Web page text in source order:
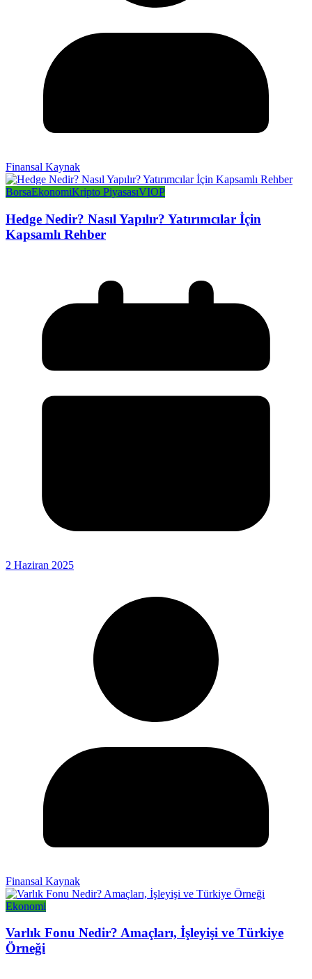
Finansal Kaynak
BorsaEkonomiKripto PiyasasıVIOP
Hedge Nedir? Nasıl Yapılır? Yatırımcılar İçin
Kapsamlı Rehber
2 Haziran 2025
Finansal Kaynak
Ekonomi
Varlık Fonu Nedir? Amaçları, İşleyişi ve Türkiye
Örneği